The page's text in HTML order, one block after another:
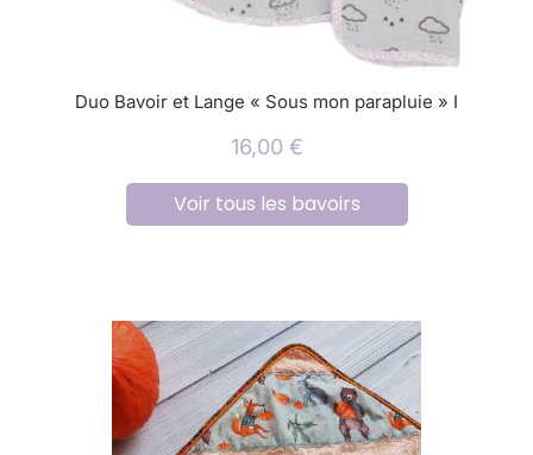
Duo Bavoir et Lange « Sous mon parapluie » I
16,00 €
Voir tous les bavoirs